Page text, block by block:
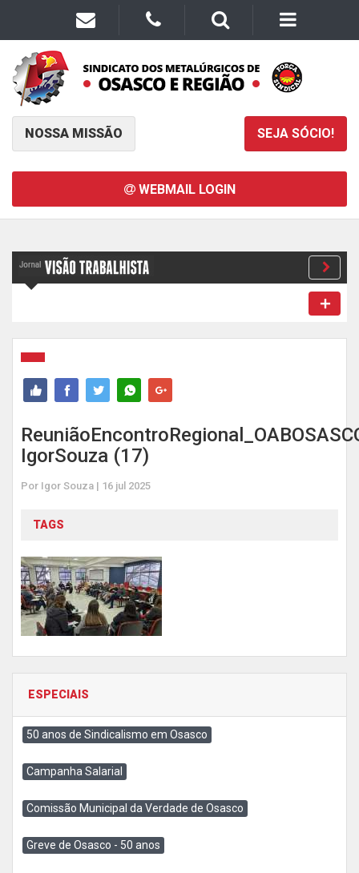
NOSSA MISSÃO SEJA SÓCIO!
WEBMAIL LOGIN
IgorSouza (17)
Por Igor Souza | 16 jul 2025
TAGS
ESPECIAIS
50 anos de Sindicalismo em Osasco
Campanha Salarial
Comissão Municipal da Verdade de Osasco
Greve de Osasco - 50 anos